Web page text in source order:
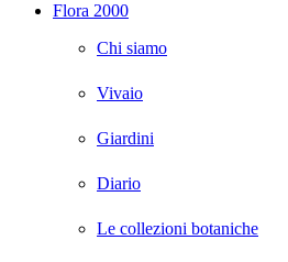
Flora 2000
Chi siamo
Vivaio
Giardini
Diario
Le collezioni botaniche